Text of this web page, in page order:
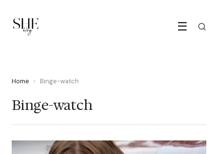
☰
Home › Binge-watch
Binge-watch